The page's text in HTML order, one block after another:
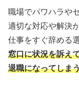
職場でパワハラや
適切な対応や解決
仕事をすぐ辞める
窓口に状況を訴え
退職になってしま